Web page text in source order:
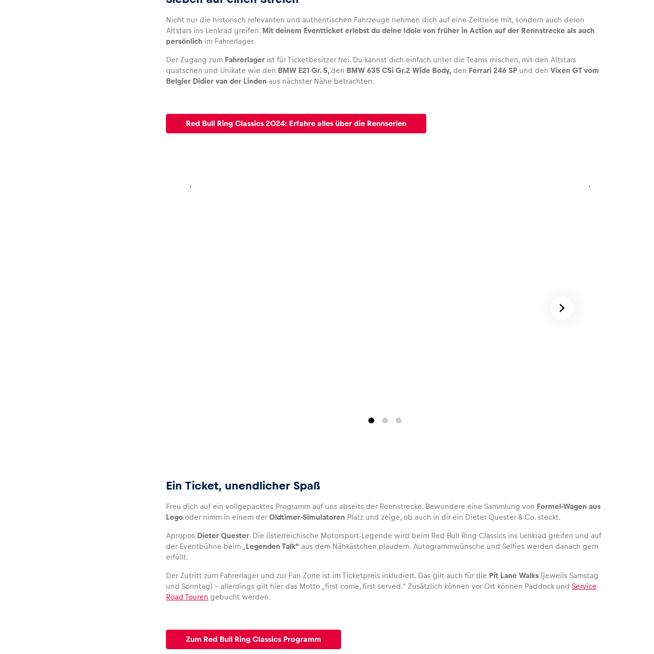
Nicht nur die historisch relevanten und authentischen Fahrzeuge nehmen dich auf eine Zeitreise mit, sondern auch deren
Altstars ins Lenkrad greifen. Mit deinem Eventticket erlebst du deine Idole von früher in Action auf der Rennstrecke als auch
persönlich im Fahrerlager.
Der Zugang zum Fahrerlager ist für Ticketbesitzer frei. Du kannst dich einfach unter die Teams mischen, mit den Altstars
quatschen und Unikate wie den BMW E21 Gr. 5, den BMW 635 CSi Gr.2 Wide Body, den Ferrari 246 SP und denVixen GT vom
Belgier Didier van der Lindenaus nächster Nähe betrachten.
Red Bull Ring Classics 2024: Erfahre alles über die Rennserien
Ein Ticket, unendlicher Spaß
Freu dich auf ein vollgepacktes Programm auf uns abseits der Rennstrecke. Bewundere eine Sammlung von Formel-Wagen aus
Lego oder nimm in einem derOldtimer-Simulatoren Platz und zeige, ob auch in dir ein Dieter Quester & Co. steckt.
Apropos Dieter Quester. Die österreichische Motorsport-Legende wird beim Red Bull Ring Classics ins Lenkrad greifen und auf
der Eventbühne beim „ Legenden Talk“ aus dem Nähkästchen plaudern. Autogrammwünsche und Selfies werden danach gern
erfüllt.
Der Zutritt zum Fahrerlager und zur Fan Zone ist im Ticketpreis inkludiert. Das gilt auch für die Pit Lane Walks (jeweils Samstag
und Sonntag) – allerdings gilt hier das Motto „first come, first served.“ Zusätzlich können vor Ort können Paddock undService
Road Touren gebucht werden.
Zum Red Bull Ring Classics Programm